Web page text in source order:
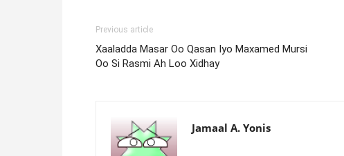
Previous article
Xaaladda Masar Oo Qasan Iyo Maxamed Mursi
Oo Si Rasmi Ah Loo Xidhay
Jamaal A. Yonis